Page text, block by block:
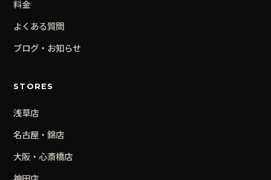
料金
よくある質問
ブログ・お知らせ
STORES
浅草店
名古屋・錦店
大阪・心斎橋店